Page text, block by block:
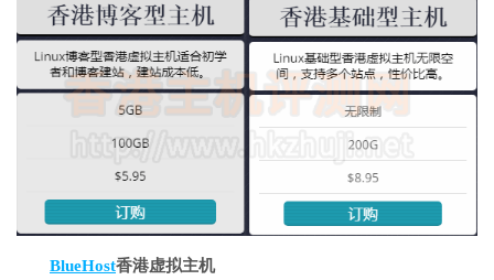
BlueHost香港虚拟主机